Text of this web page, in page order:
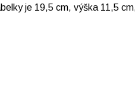
je 19,5 cm, výška 11,5